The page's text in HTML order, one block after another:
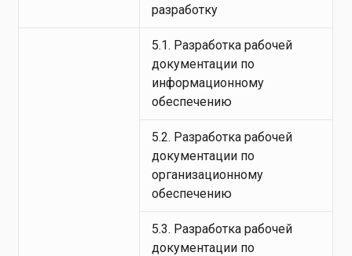
разработку
5.1. Разработка рабочей
документации по
информационному
обеспечению
5.2. Разработка рабочей
документации по
организационному
обеспечению
5.3. Разработка рабочей
документации по